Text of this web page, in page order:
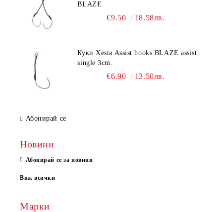
BLAZE
€9.50 18.58лв.
Куки Xesta Assist hooks BLAZE assist
single 3cm.
€6.90 13.50лв.
Абонирай се
Новини
Абонирай се за новини
Виж всички
Марки